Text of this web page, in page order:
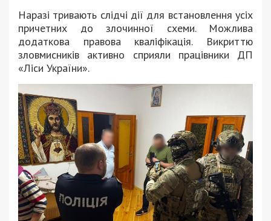
Наразі тривають слідчі дії для встановлення усіх
причетних до злочинної схеми. Можлива
додаткова правова кваліфікація. Викриттю
зловмисників активно сприяли працівники ДП
«Ліси України».